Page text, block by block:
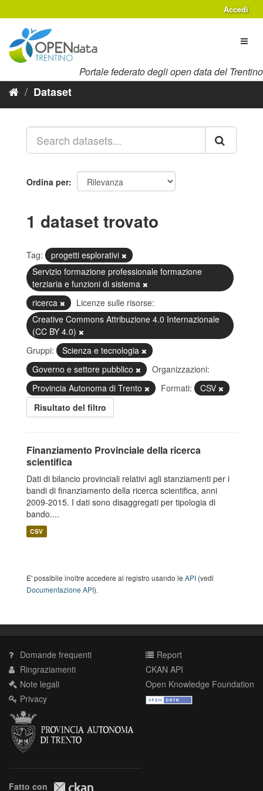
al
contenuto
Accedi
Portale federato degli open data del Trentino
Dataset
Ordina per
1 dataset trovato
Tag:
progetti esplorativi
Servizio formazione professionale formazione
terziaria e funzioni di sistema
ricerca
Licenze sulle risorse:
Creative Commons Attribuzione 4.0 Internazionale
(CC BY 4.0)
Gruppi:
Scienza e tecnologia
Governo e settore pubblico
Organizzazioni:
Provincia Autonoma di Trento
Formati:
CSV
Risultato del filtro
Finanziamento Provinciale della ricerca
scientifica
Dati di bilancio provinciali relativi agli stanziamenti per i
bandi di finanziamento della ricerca scientifica, anni
2009-2015. I dati sono disaggregati per tipologia di
bando....
CSV
E' possibile inoltre accedere al registro usando le API (vedi
Documentazione API).
Domande frequenti
Ringraziamenti
Note legali
Privacy
Report
CKAN API
Open Knowledge Foundation
Fatto con